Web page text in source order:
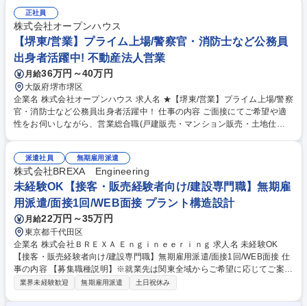
ている方には当日のWEBリンクをお送りします。 【施工管理とは？】建
設現場で「工程・安全・品質・コスト」の管理を行うお仕事です。チーム
で現場を動かし、スケジュール通りに建物やインフラを完成させる、「現
場の司令塔」のような存在です。 【セミナー参加後の流れ】選考希望＆書
類合格者へは、後日WEB面接(1回)をご案内いたします。 募集職種 ★応募
意思不問★【神奈川/建設エンジニア】未経験・第二新卒OK/無期雇用派遣
正社員
株式会社オープンハウス
【堺東/営業】プライム上場/警察官・消防士など公務員
出身者活躍中! 不動産法人営業
月給36万円～40万円
大阪府堺市堺区
企業名 株式会社オープンハウス 求人名 ★【堺東/営業】プライム上場/警察
官・消防士など公務員出身者活躍中！ 仕事の内容 ご面接にてご希望や適
性をお伺いしながら、営業総合職(戸建販売・マンション販売・土地仕入
85%以上が年収アップを実現！圧倒的な企業の成長から現在年間400名の
キャリア採用実施中！今チャンスを掴みませんか？■2025年4月から営業
総合職の最低月給が36万円に引き上げられました！固定給が高く、インセ
ンティブ比率も高いです。中途入社者の90%が未経験からスタートです
が、年次を問わず実力に応じた役職や報酬をご用意します。変更の範囲：
当社グループの業務全般 募集職種 ★【堺東/営業】プライム上場/警察官・
消防士など公務員出身者活躍中！
派遣社員 無期雇用派遣
株式会社BREXA Engineering
未経験OK【接客・販売経験者向け/建設専門職】無期雇
用派遣/面接1回/WEB面接 プラント構造設計
月給22万円～35万円
東京都千代田区
企業名 株式会社ＢＲＥＸＡ Ｅｎｇｉｎｅｅｒｉｎｇ 求人名 未経験OK
【接客・販売経験者向け/建設専門職】無期雇用派遣/面接1回/WEB面接 仕
事の内容 【募集職種説明】※就業先は関東全域からご希望に応じてご案
内！※ ■施工管理：ビルやマンションに限らず、工事を行う際に必要な進
業界未経験歓迎 無期雇用派遣 土日祝休み